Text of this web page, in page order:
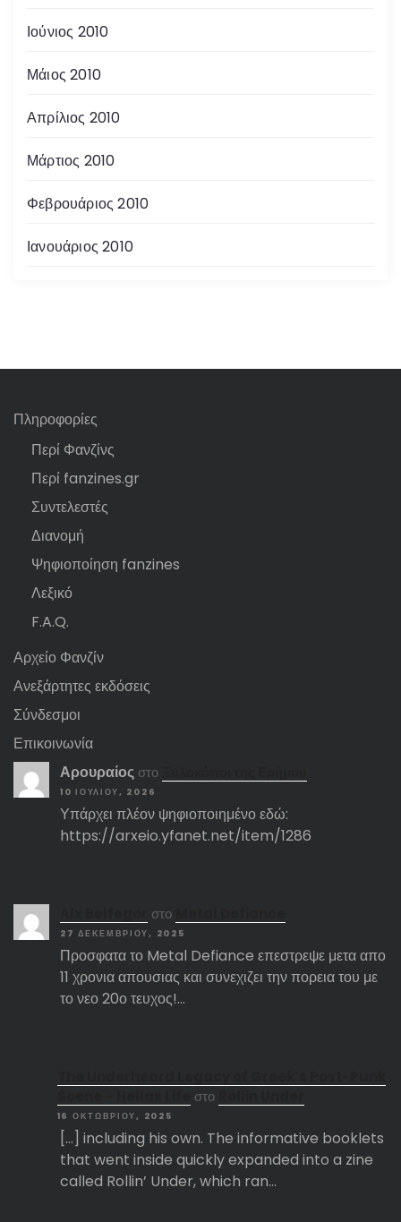
Ιούνιος 2010
Μάιος 2010
Απρίλιος 2010
Μάρτιος 2010
Φεβρουάριος 2010
Ιανουάριος 2010
Πληροφορίες
Περί Φανζίνς
Περί fanzines.gr
Συντελεστές
Διανομή
Ψηφιοποίηση fanzines
Λεξικό
F.A.Q.
Αρχείο Φανζίν
Ανεξάρτητες εκδόσεις
Σύνδεσμοι
Επικοινωνία
Αρουραίος στο
10 ΙΟΥΛΊΟΥ, 2026
Υπάρχει πλέον ψηφιοποιημένο εδώ:
https://arxeio.yfanet.net/item/1286
στο
27 ΔΕΚΕΜΒΡΊΟΥ, 2025
Προσφατα το Metal Defiance επεστρεψε μετα απο
11 χρονια απουσιας και συνεχιζει την πορεια του με
το νεο 20ο τευχος!…
στο
16 ΟΚΤΩΒΡΊΟΥ, 2025
[…] including his own. The informative booklets
that went inside quickly expanded into a zine
called Rollin’ Under, which ran…